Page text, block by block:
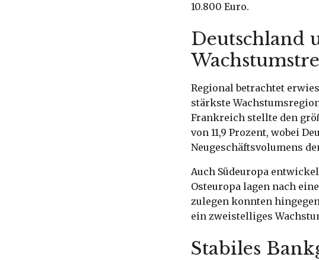
10.800 Euro.
Deutschland
Regional betrachtet
stärkste
Frankreich stellte den
von 11,9 Prozent, wobei
Neugeschäftsvolumens
Auch Südeuropa
Osteuropa lagen nach
zulegen konnten
ein zweistelliges
Stabiles